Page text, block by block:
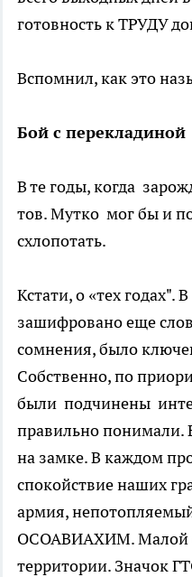
готовность к ТРУДУ
Вспомнил, как это
Бой с перекладиной
В те годы, когда
тов. Мутко мог бы и
схлопотать.
Кстати, о «тех годах".
зашифровано еще
сомнения, было
Собственно, по
были подчинены
правильно понимали.
на замке. В каждом
спокойствие наших
армия,
ОСОАВИАХИМ. Малой
территории. Значок